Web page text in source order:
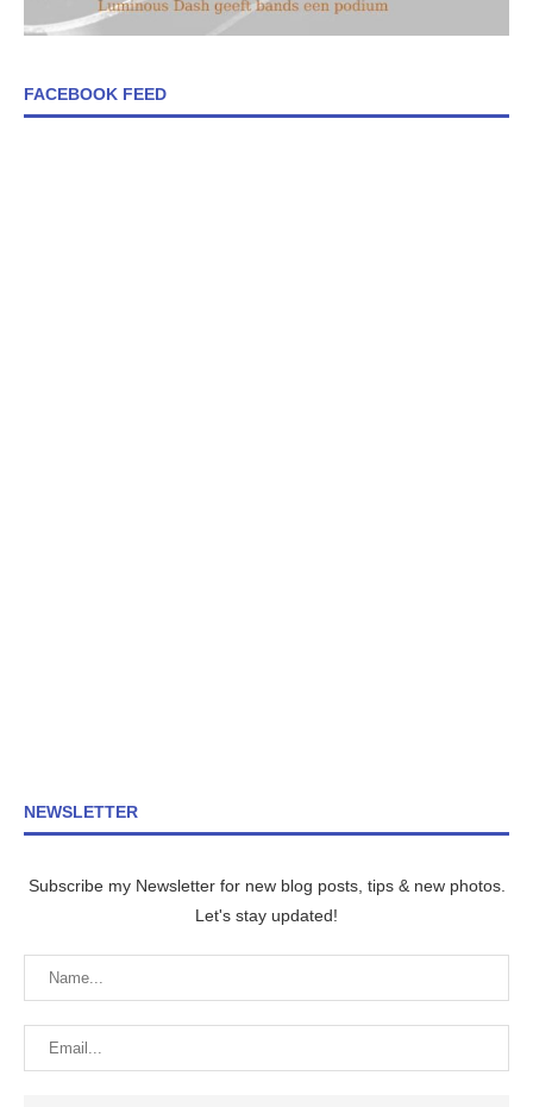
FACEBOOK FEED
NEWSLETTER
Subscribe my Newsletter for new blog posts, tips & new photos.
Let's stay updated!